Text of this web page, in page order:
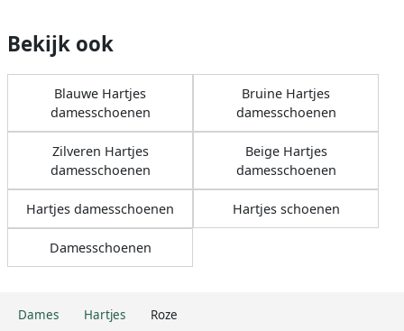
Dames Hartjes Roze
Bekijk ook
Blauwe Hartjes
damesschoenen
Bruine Hartjes
damesschoenen
Zilveren Hartjes
damesschoenen
Beige Hartjes
damesschoenen
Hartjes damesschoenen Hartjes schoenen
Damesschoenen